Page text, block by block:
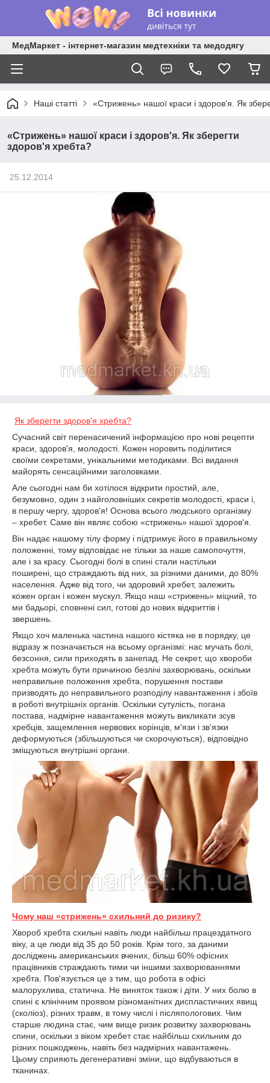
МедМаркет - інтернет-магазин медтехніки та медодягу
Наші статті «Стрижень» нашої краси і здоров'я. Як
«Стрижень» нашої краси і здоров'я. Як зберегти
здоров'я хребта?
25.12.2014
Як зберегти здоров'я хребта?
Сучасний світ перенасичений інформацією про нові рецепти
краси, здоров'я, молодості. Кожен норовить поділитися
своїми секретами, унікальними методиками. Всі видання
майорять сенсаційними заголовками.
Але сьогодні нам би хотілося відкрити простий, але,
безумовно, один з найголовніших секретів молодості, краси і,
в першу чергу, здоров'я! Основа всього людського організму
– хребет. Саме він являє собою «стрижень» нашої здоров'я.
Він надає нашому тілу форму і підтримує його в правильному
положенні, тому відповідає не тільки за наше самопочуття,
але і за красу. Сьогодні болі в спині стали настільки
поширені, що страждають від них, за різними даними, до 80%
населення. Адже від того, чи здоровий хребет, залежить
кожен орган і кожен мускул. Якщо наш «стрижень» міцний, то
ми бадьорі, сповнені сил, готові до нових відкриттів і
звершень.
Якщо хоч маленька частина нашого кістяка не в порядку, це
відразу ж позначається на всьому організмі: нас мучать болі,
безсоння, сили приходять в занепад. Не секрет, що хвороби
хребта можуть бути причиною безлічі захворювань, оскільки
неправильне положення хребта, порушення постави
призводять до неправильного розподілу навантаження і збоїв
в роботі внутрішніх органів. Оскільки сутулість, погана
постава, надмірне навантаження можуть викликати зсув
хребців, защемлення нервових корінців, м'язи і зв'язки
деформуються (збільшуються чи скорочуються), відповідно
зміщуються внутрішні органи.
Чому наш «стрижень» схильний до ризику?
Хвороб хребта схильні навіть люди найбільш працездатного
віку, а це люди від 35 до 50 років. Крім того, за даними
досліджень американських вчених, більш 60% офісних
працівників страждають тими чи іншими захворюваннями
хребта. Пов'язується це з тим, що робота в офісі
малорухлива, статична. Не виняток також і діти. У них болю в
спині є клінічним проявом різноманітних диспластичних явищ
(сколіоз), різних травм, в тому числі і післяпологових. Чим
старше людина стає, чим вище ризик розвитку захворювань
спини, оскільки з віком хребет стає найбільш схильним до
різних пошкоджень, навіть без надмірних навантажень.
Цьому сприяють дегенеративні зміни, що відбуваються в
тканинах.